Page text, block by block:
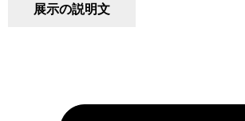
展示の説明文